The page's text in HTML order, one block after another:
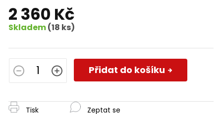
2 360 Kč
Skladem(18 ks)
Měrná
cena:
Přidat do košíku
Tisk Zeptat se